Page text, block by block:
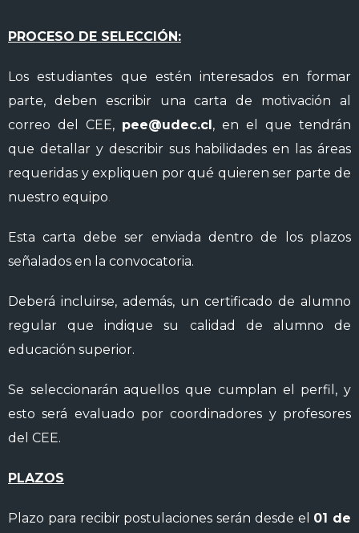
PROCESO DE SELECCIÓN:
Los estudiantes que estén interesados en formar
parte, deben escribir una carta de motivación al
correo del CEE, pee@udec.cl, en el que tendrán
que detallar y describir sus habilidades en las áreas
requeridas y expliquen por qué quieren ser parte de
nuestro equipo.
Esta carta debe ser enviada dentro de los plazos
señalados en la convocatoria.
Deberá incluirse, además, un certificado de alumno
regular que indique su calidad de alumno de
educación superior.
Se seleccionarán aquellos que cumplan el perfil, y
esto será evaluado por coordinadores y profesores
del CEE.
PLAZOS
Plazo para recibir postulaciones serán desde el 01 de